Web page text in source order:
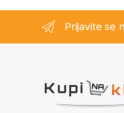
Prijavite se